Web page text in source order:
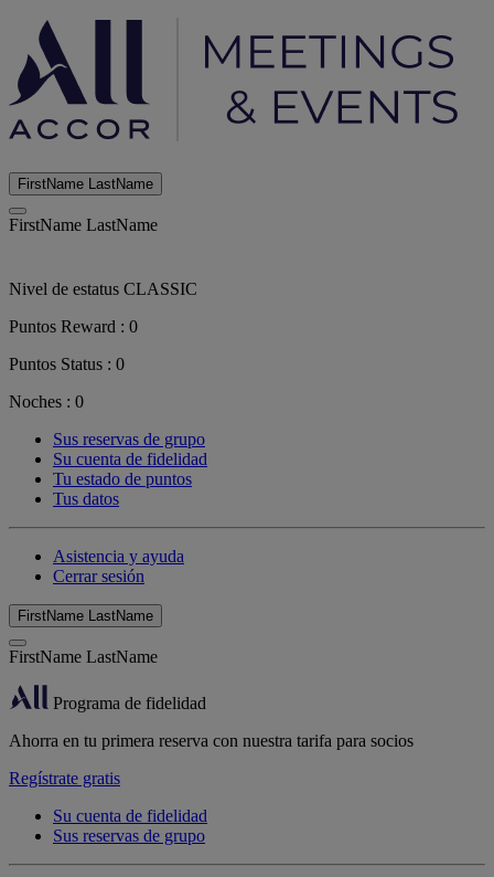
FirstName LastName
FirstName LastName
Nivel de estatus CLASSIC
Puntos Reward : 0
Puntos Status : 0
Noches : 0
Sus reservas de grupo
Su cuenta de fidelidad
Tu estado de puntos
Tus datos
Asistencia y ayuda
Cerrar sesión
FirstName LastName
FirstName LastName
Programa de fidelidad
Ahorra en tu primera reserva con nuestra tarifa para socios
Regístrate gratis
Su cuenta de fidelidad
Sus reservas de grupo